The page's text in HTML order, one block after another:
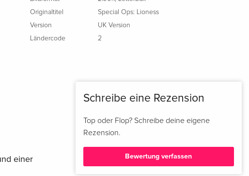
Originaltitel
Special Ops: Lioness
Version
UK Version
Ländercode
2
einer
Schreibe eine Rezension
Top oder Flop? Schreibe deine eigene
Rezension.
Bewertung verfassen